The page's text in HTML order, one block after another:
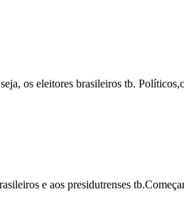
os eleitores brasileiros tb.
e aos presidutrenses